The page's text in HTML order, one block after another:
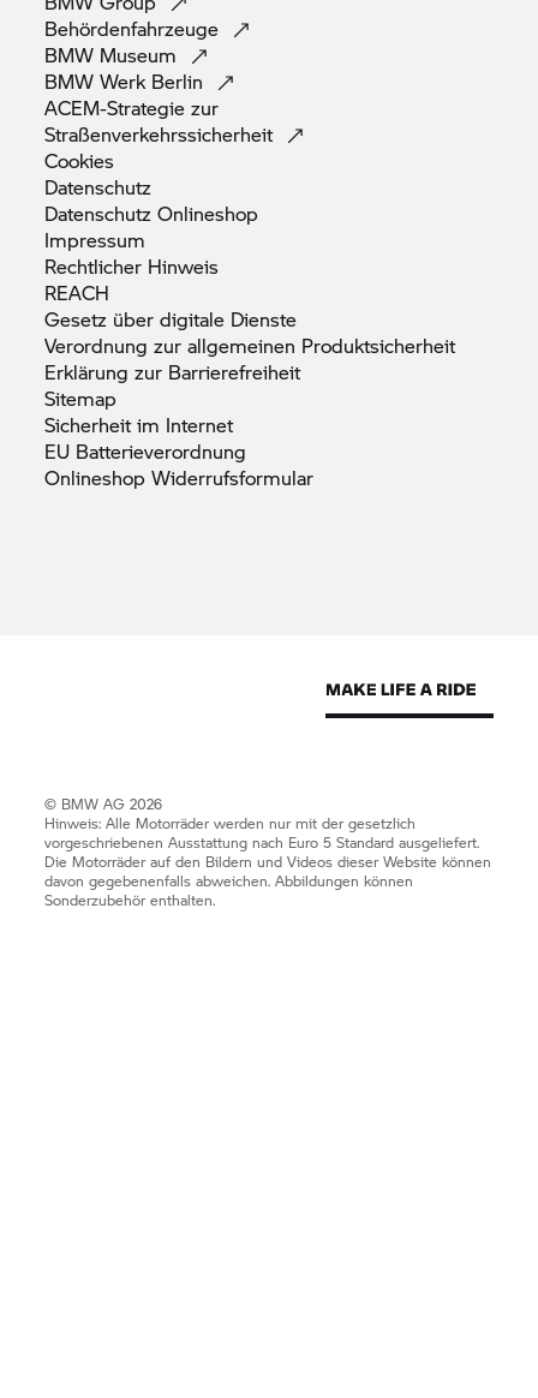
Behördenfahrzeuge
BMW Museum
BMW Werk Berlin
ACEM-Strategie zur
Straßenverkehrssicherheit
Cookies
Datenschutz
DatenschutzOnlineshop
Impressum
Rechtlicher Hinweis
REACH
Gesetz über digitale Dienste
Verordnung zur allgemeinen Produktsicherheit
Erklärung zur Barrierefreiheit
Sitemap
Sicherheit im Internet
EU Batterieverordnung
OnlineshopWiderrufsformular
© BMW AG 2026
Hinweis: Alle Motorräder werden nur mit der gesetzlich
vorgeschriebenen Ausstattung nach Euro 5 Standard ausgeliefert.
Die Motorräder auf den Bildern und Videos dieser Website können
davon gegebenenfalls abweichen. Abbildungen können
Sonderzubehör enthalten.